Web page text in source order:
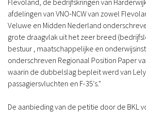
Flevoland, de bedrijfskringen van
afdelingen van VNO-NCW van zowel
Veluwe en Midden Nederland
grote draagvlak uit het zeer breed
bestuur , maatschappelijke en
onderschreven Regionaal Position Paper
waarin de dubbelslag bepleit werd van
passagiersvluchten en F-35's."
De aanbieding van de petitie door de BKL